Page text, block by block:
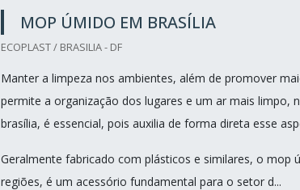
MOP ÚMIDO EM BRASÍLIA
ECOPLAST / BRASILIA - DF
Manter a limpeza nos ambientes, além de promover
permite a organização dos lugares e um ar mais limpo,
brasília, é essencial, pois auxilia de forma direta esse
Geralmente fabricado com plásticos e similares, o mop
regiões, é um acessório fundamental para o setor d...